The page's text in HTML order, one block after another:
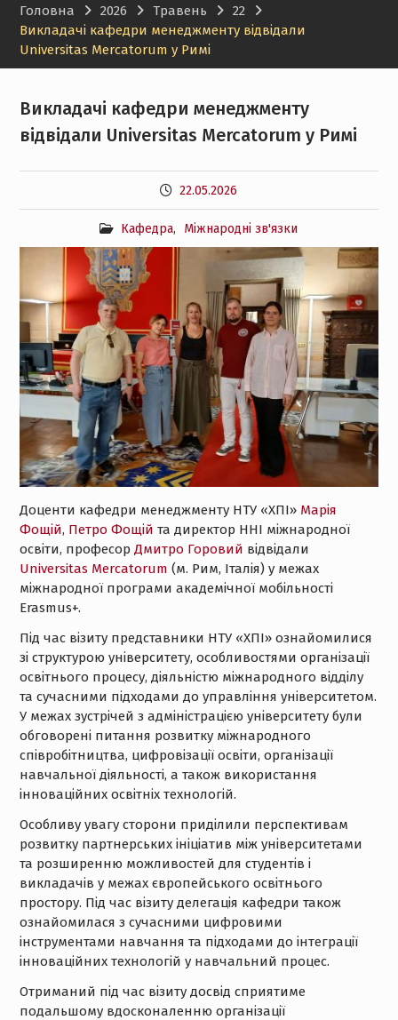
менеджменту НТУ «ХПІ»
Головна 2026 Травень
22
Викладачі кафедри менеджменту відвідали
Universitas Mercatorum у Римі
Викладачі кафедри менеджменту
відвідали Universitas Mercatorum у Римі
22.05.2026
Кафедра, Міжнародні зв'язки
Доценти кафедри менеджменту НТУ «ХПІ» Марія
Фощій, Петро Фощій та директор ННІ міжнародної
освіти, професор Дмитро Горовий відвідали
Universitas Mercatorum (м. Рим, Італія) у межах
міжнародної програми академічної мобільності
Erasmus+.
Під час візиту представники НТУ «ХПІ» ознайомилися
зі структурою університету, особливостями організації
освітнього процесу, діяльністю міжнародного відділу
та сучасними підходами до управління університетом.
У межах зустрічей з адміністрацією університету були
обговорені питання розвитку міжнародного
співробітництва, цифровізації освіти, організації
навчальної діяльності, а також використання
інноваційних освітніх технологій.
Особливу увагу сторони приділили перспективам
розвитку партнерських ініціатив між університетами
та розширенню можливостей для студентів і
викладачів у межах європейського освітнього
простору. Під час візиту делегація кафедри також
ознайомилася з сучасними цифровими
інструментами навчання та підходами до інтеграції
інноваційних технологій у навчальний процес.
Отриманий під час візиту досвід сприятиме
подальшому вдосконаленню організації